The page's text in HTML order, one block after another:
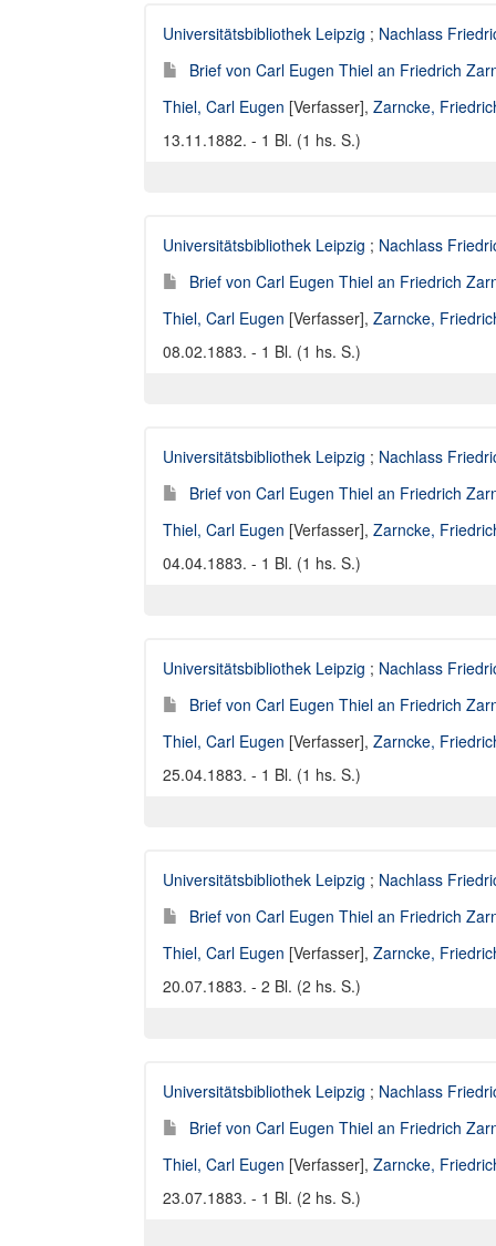
Universitätsbibliothek Leipzig ; Nachlass
Brief von Carl Eugen Thiel an Friedrich
Thiel, Carl Eugen [Verfasser], Zarncke,
13.11.1882. - 1 Bl. (1 hs. S.)
Universitätsbibliothek Leipzig ; Nachlass
Brief von Carl Eugen Thiel an Friedrich
Thiel, Carl Eugen [Verfasser], Zarncke,
08.02.1883. - 1 Bl. (1 hs. S.)
Universitätsbibliothek Leipzig ; Nachlass
Brief von Carl Eugen Thiel an Friedrich
Thiel, Carl Eugen [Verfasser], Zarncke,
04.04.1883. - 1 Bl. (1 hs. S.)
Universitätsbibliothek Leipzig ; Nachlass
Brief von Carl Eugen Thiel an Friedrich
Thiel, Carl Eugen [Verfasser], Zarncke,
25.04.1883. - 1 Bl. (1 hs. S.)
Universitätsbibliothek Leipzig ; Nachlass
Brief von Carl Eugen Thiel an Friedrich
Thiel, Carl Eugen [Verfasser], Zarncke,
20.07.1883. - 2 Bl. (2 hs. S.)
Universitätsbibliothek Leipzig ; Nachlass
Brief von Carl Eugen Thiel an Friedrich
Thiel, Carl Eugen [Verfasser], Zarncke,
23.07.1883. - 1 Bl. (2 hs. S.)